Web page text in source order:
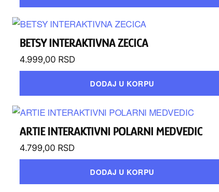
BETSY INTERAKTIVNA ZECICA
4.999,00 RSD
DODAJ U KORPU
ARTIE INTERAKTIVNI POLARNI MEDVEDIC
4.799,00 RSD
DODAJ U KORPU